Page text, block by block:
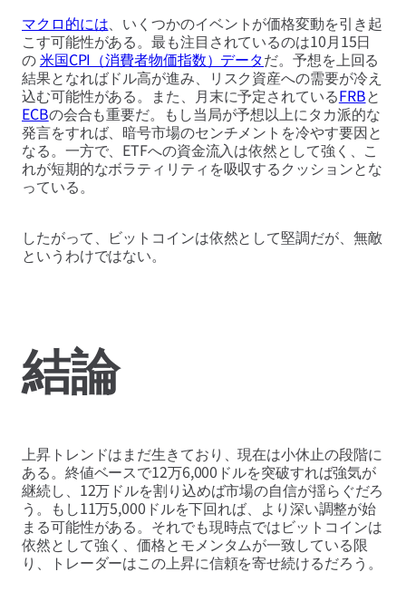
マクロ的には、いくつかのイベントが価格変動を引き起
こす可能性がある。最も注目されているのは10月15日
の米国CPI（消費者物価指数）データだ。予想を上回る
結果となればドル高が進み、リスク資産への需要が冷え
込む可能性がある。また、月末に予定されているFRBと
ECBの会合も重要だ。もし当局が予想以上にタカ派的な
発言をすれば、暗号市場のセンチメントを冷やす要因と
なる。一方で、ETFへの資金流入は依然として強く、こ
れが短期的なボラティリティを吸収するクッションとな
っている。
したがって、ビットコインは依然として堅調だが、無敵
というわけではない。
結論
上昇トレンドはまだ生きており、現在は小休止の段階に
ある。終値ベースで12万6,000ドルを突破すれば強気が
継続し、12万ドルを割り込めば市場の自信が揺らぐだろ
う。もし11万5,000ドルを下回れば、より深い調整が始
まる可能性がある。それでも現時点ではビットコインは
依然として強く、価格とモメンタムが一致している限
り、トレーダーはこの上昇に信頼を寄せ続けるだろう。